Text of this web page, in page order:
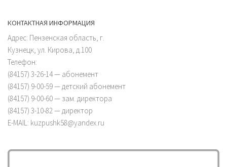
КОНТАКТНАЯ ИНФОРМАЦИЯ
Адрес: Пензенская область, г.
Кузнецк, ул. Кирова, д.100
Телефон:
(84157) 3-26-14 — абонемент
(84157) 9-00-59 — детский абонемент
(84157) 9-00-60 — зам. директора
(84157) 3-10-82 — директор
E-MAIL: kuzpushk58@yandex.ru